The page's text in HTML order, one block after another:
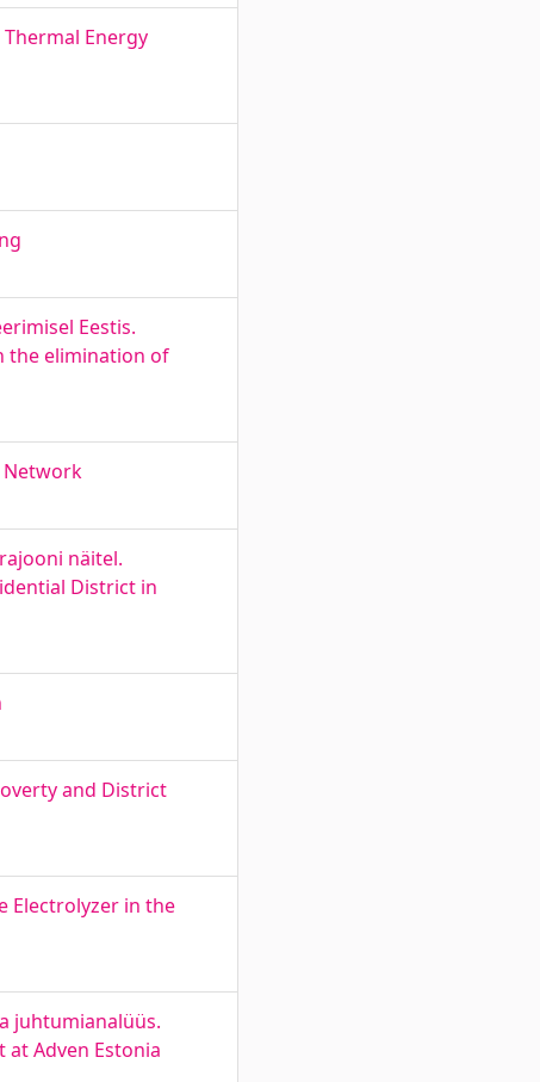
Energy
Eestis.
the elimination of
Network
näitel.
District in
and District
Electrolyzer in the
juhtumianalüüs.
at Adven Estonia